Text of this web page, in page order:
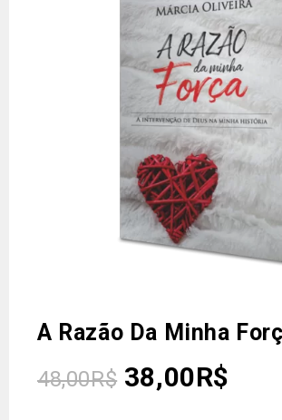
A Razão Da Minha
48,00R$ 38,00R$